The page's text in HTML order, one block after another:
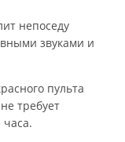
непоседу
звуками и
пульта
требует